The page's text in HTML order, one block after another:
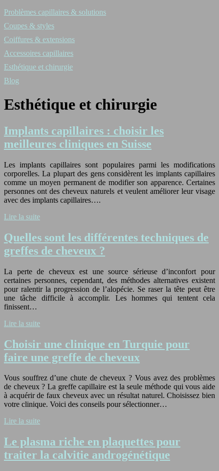
Problèmes capillaires & solutions
Coupes & styles
Coiffures & extensions
Accessoires capillaires
Esthétique et chirurgie
Blog
Esthétique et chirurgie
Implants capillaires : choisir les
meilleures cliniques en Suisse
Les implants capillaires sont populaires parmi les modifications
corporelles. La plupart des gens considèrent les implants capillaires
comme un moyen permanent de modifier son apparence. Certaines
personnes ont des cheveux naturels et veulent améliorer leur visage
avec des implants capillaires….
Lire la suite
Quelles sont les différentes techniques de
greffes de cheveux ?
La perte de cheveux est une source sérieuse d’inconfort pour
certaines personnes, cependant, des méthodes alternatives existent
pour ralentir la progression de l’alopécie. Se raser la tête peut être
une tâche difficile à accomplir. Les hommes qui tentent cela
finissent…
Lire la suite
Choisir une clinique en Turquie pour
faire une greffe de cheveux
Vous souffrez d’une chute de cheveux ? Vous avez des problèmes
de cheveux ? La greffe capillaire est la seule méthode qui vous aide
à acquérir de faux cheveux avec un résultat naturel. Choisissez bien
votre clinique. Voici des conseils pour sélectionner…
Lire la suite
Le plasma riche en plaquettes pour
traiter la calvitie androgénétique